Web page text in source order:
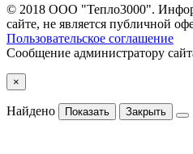
© 2018 ООО "Тепло3000".
сайте, не является публичной
Пользовательское соглашение
Сообщение администратору
×
Найдено Показать Закрыть